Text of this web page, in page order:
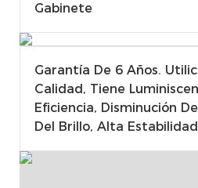
Gabinete
Garantía De 6 Años.
Calidad, Tiene
Eficiencia, Disminución
Del Brillo, Alta